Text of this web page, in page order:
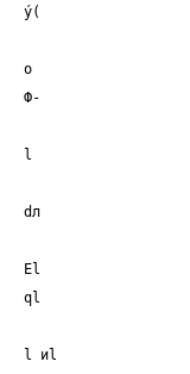
ý(
о
Ф-
l
dл
El
ql
l иl